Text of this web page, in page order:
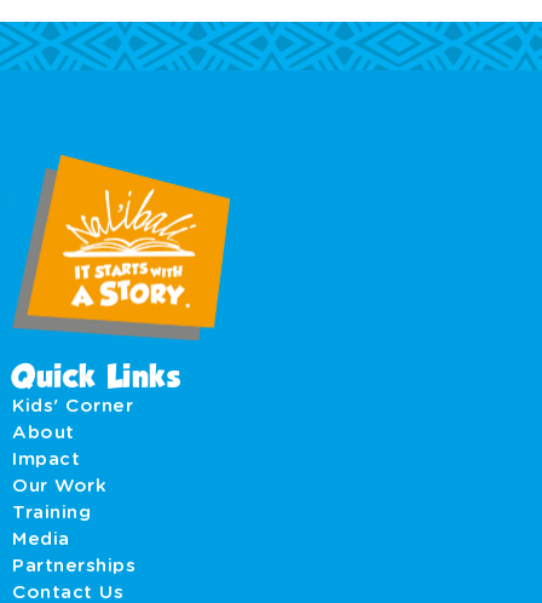
Quick Links
Kids' Corner
About
Impact
Our Work
Training
Media
Partnerships
Contact Us